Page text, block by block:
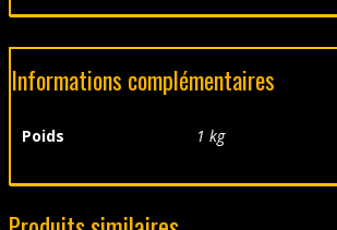
Informations complémentaires
Poids 1 kg